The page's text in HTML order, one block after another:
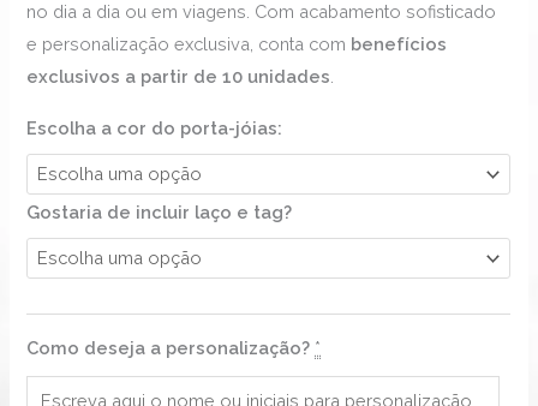
no dia a dia ou em viagens. Com acabamento sofisticado
e personalização exclusiva, conta com benefícios
exclusivos a partir de 10 unidades
Escolha a cor do porta-jóias:
Gostaria de incluir laço e tag?
Como deseja a personalização? *